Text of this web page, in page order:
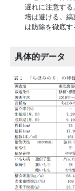
遅れに注意す
培は避ける。
は防除を徹底す
具体的データ